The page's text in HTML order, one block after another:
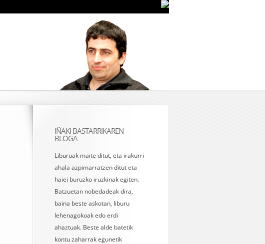
IÑAKI BASTARRIKAREN
BLOGA
Liburuak maite ditut, eta irakurri
ahala azpimarratzen ditut eta
haiei buruzko iruzkinak egiten.
Batzuetan nobedadeak dira,
baina beste askotan, liburu
lehenagokoak edo erdi
ahaztuak. Beste alde batetik
kontu zaharrak egunetik